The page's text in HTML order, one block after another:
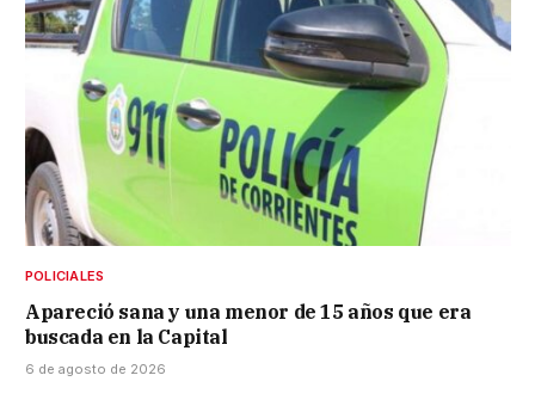
POLICIALES
Apareció sana y una menor de 15 años que era
buscada en la Capital
6 de agosto de 2026